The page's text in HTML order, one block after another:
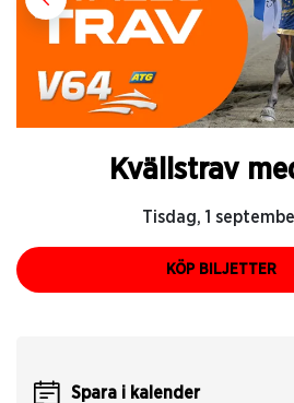
Kvällstrav
Tisdag, 1
KÖP BILJETTER
Spara i kalender